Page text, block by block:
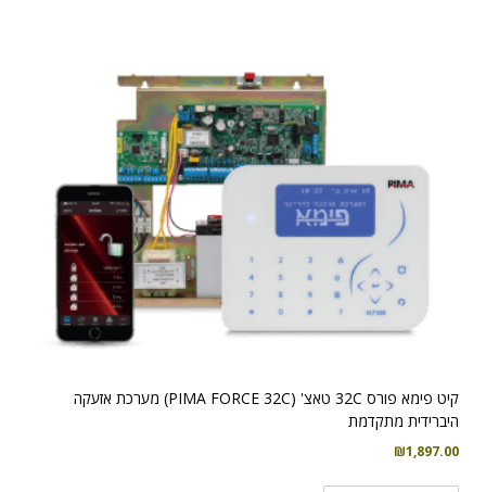
קיט פימא פורס 32C טאצ' (PIMA FORCE 32C) מערכת אזעקה
היברידית מתקדמת
₪1,897.00